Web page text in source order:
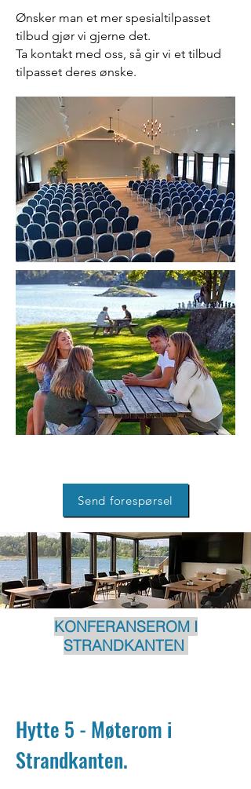
Ønsker man et mer spesialtilpasset
tilbud gjør vi gjerne det.
Ta kontakt med oss, så gir vi et tilbud
tilpasset deres ønske.
Send forespørsel
KONFERANSEROM I
STRANDKANTEN
Hytte 5 - Møterom i
Strandkanten.